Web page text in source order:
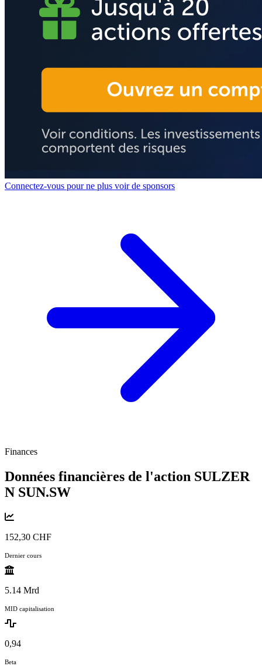
Connectez-vous pour ne plus voir de sponsors
Finances
Données financières de l'action SULZER
N SUN.SW
152,30 CHF
Dernier cours
5.14 Mrd
MID capitalisation
0,94
Beta